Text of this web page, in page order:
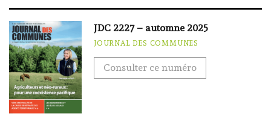
JDC 2227 – automne 2025
JOURNAL DES COMMUNES
Consulter ce numéro